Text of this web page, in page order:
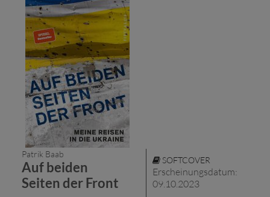
Patrik Baab
Auf beiden
Seiten der Front
SOFTCOVER
Erscheinungsdatum:
09.10.2023